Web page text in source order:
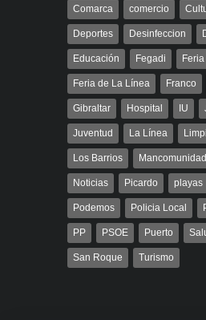
Comarca comercio
Deportes Desinfeccion
Educación Fegadi Feria
Feria de La Línea Franco
Gibraltar Hospital IU
Juventud La Línea
Los Barrios Mancomunidad
Noticias Picardo playas
Podemos Policia Local
PP PSOE Puerto
San Roque Turismo